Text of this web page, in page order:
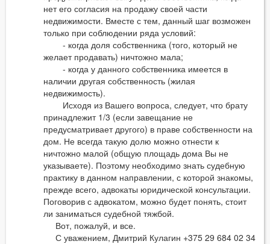
нет его согласия на продажу своей части
недвижимости. Вместе с тем, данный шаг возможен
только при соблюдении ряда условий:
- когда доля собственника (того, который не
желает продавать) ничтожно мала;
- когда у данного собственника имеется в
наличии другая собственность (жилая
недвижимость).
Исходя из Вашего вопроса, следует, что брату
принадлежит 1/3 (если завещание не
предусматривает другого) в праве собственности на
дом. Не всегда такую долю можно отнести к
ничтожно малой (общую площадь дома Вы не
указываете). Поэтому необходимо знать судебную
практику в данном направлении, с которой знакомы,
прежде всего, адвокаты юридической консультации.
Поговорив с адвокатом, можно будет понять, стоит
ли заниматься судебной тяжбой.
Вот, пожалуй, и все.
С уважением, Дмитрий Кулагин +375 29 684 02 34